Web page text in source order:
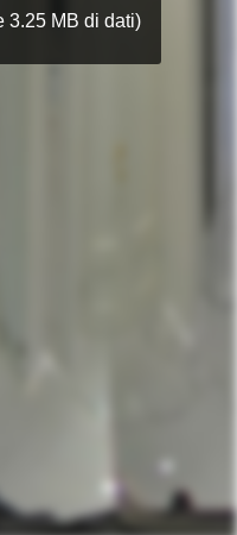
3.25 MB di dati)